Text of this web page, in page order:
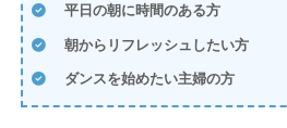
平日の朝に時間のある方
朝からリフレッシュしたい方
ダンスを始めたい主婦の方